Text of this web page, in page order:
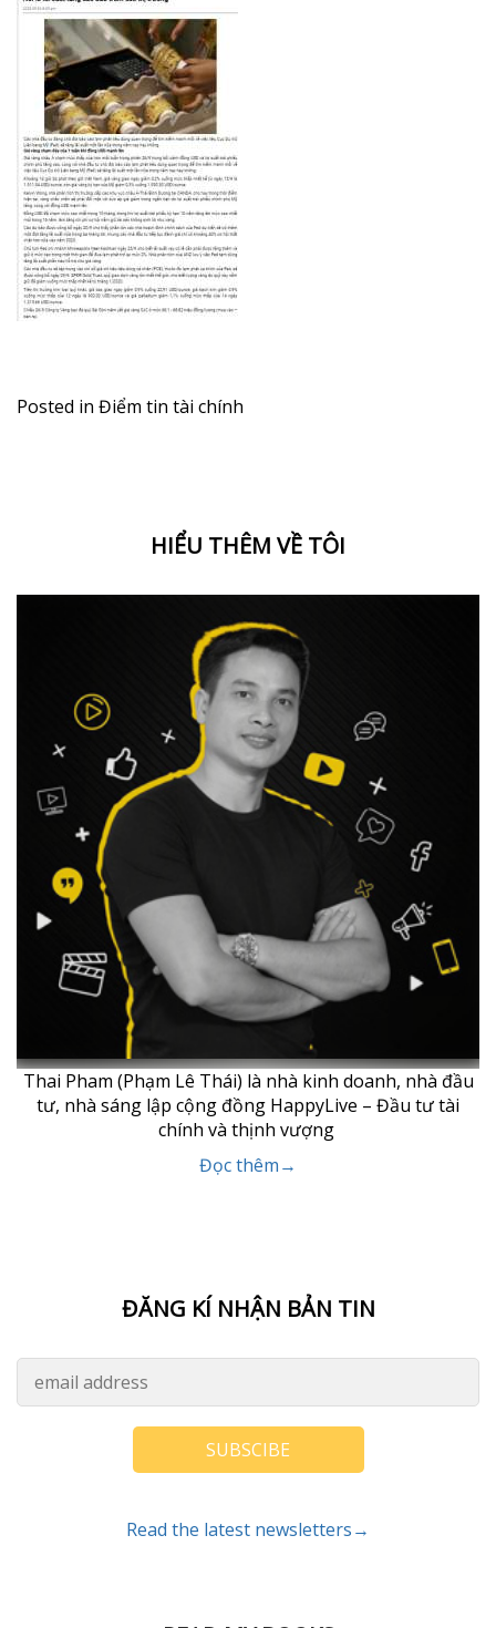
Posted in Điểm tin tài chính
HIỂU THÊM VỀ TÔI
Thai Pham (Phạm Lê Thái) là nhà kinh doanh, nhà đầu
tư, nhà sáng lập cộng đồng HappyLive – Đầu tư tài
chính và thịnh vượng
Đọc thêm→
ĐĂNG KÍ NHẬN BẢN TIN
SUBSCIBE
Read the latest newsletters→